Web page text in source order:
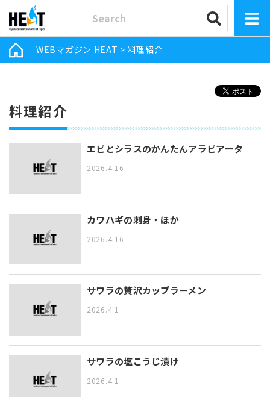
WEBマガジン HEAT > 料理紹介
料理紹介
エビとシラスのかんたんアラビアータ
2026.4.16
カワハギの刺身・ほか
2026.4.16
サワラの贅沢カップラーメン
2026.4.1
サワラの塩こうじ漬け
2026.4.1